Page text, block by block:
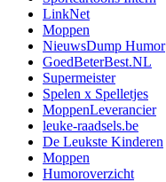
LinkNet
Moppen
NieuwsDump Humor
GoedBeterBest.NL
Supermeister
Spelen x Spelletjes
MoppenLeverancier
leuke-raadsels.be
De Leukste Kinderen
Moppen
Humoroverzicht